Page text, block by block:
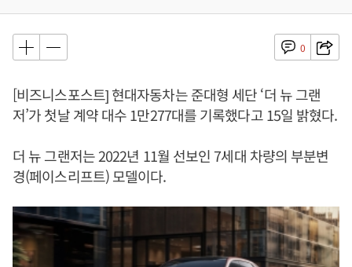
0
[비즈니스포스트] 현대자동차는 준대형 세단 ‘더 뉴 그랜
저’가 첫날 계약 대수 1만277대를 기록했다고 15일 밝혔다.
더 뉴 그랜저는 2022년 11월 선보인 7세대 차량의 부분변
경(페이스리프트) 모델이다.